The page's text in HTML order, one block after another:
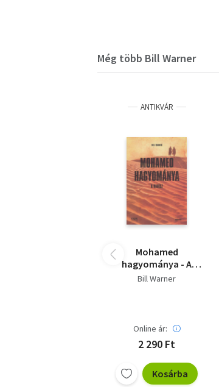
Még több Bill Warner
ANTIKVÁR
Mohamed
hagyománya - A
hadísz
Bill Warner
Online ár:
2 290 Ft
Kosárba